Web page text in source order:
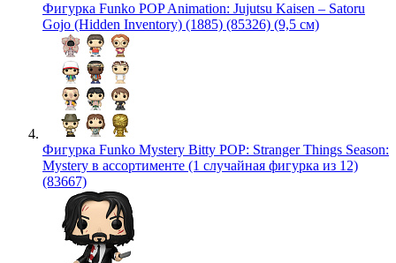
Фигурка Funko POP Animation: Jujutsu Kaisen – Satoru
Gojo (Hidden Inventory) (1885) (85326) (9,5 см)
Фигурка Funko Mystery Bitty POP: Stranger Things Season:
Mystery в ассортименте (1 случайная фигурка из 12)
(83667)